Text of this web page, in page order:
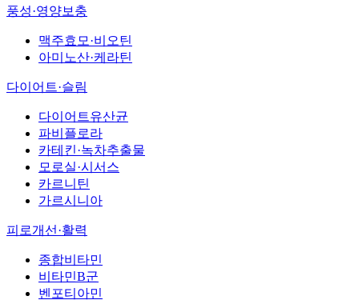
풍성·영양보충
맥주효모·비오틴
아미노산·케라틴
다이어트·슬림
다이어트유산균
파비플로라
카테킨·녹차추출물
모로실·시서스
카르니틴
가르시니아
피로개선·활력
종합비타민
비타민B군
벤포티아민